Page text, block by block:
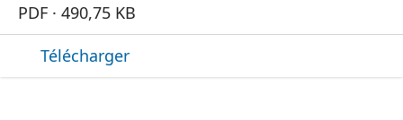
PDF · 490,75 KB
Télécharger